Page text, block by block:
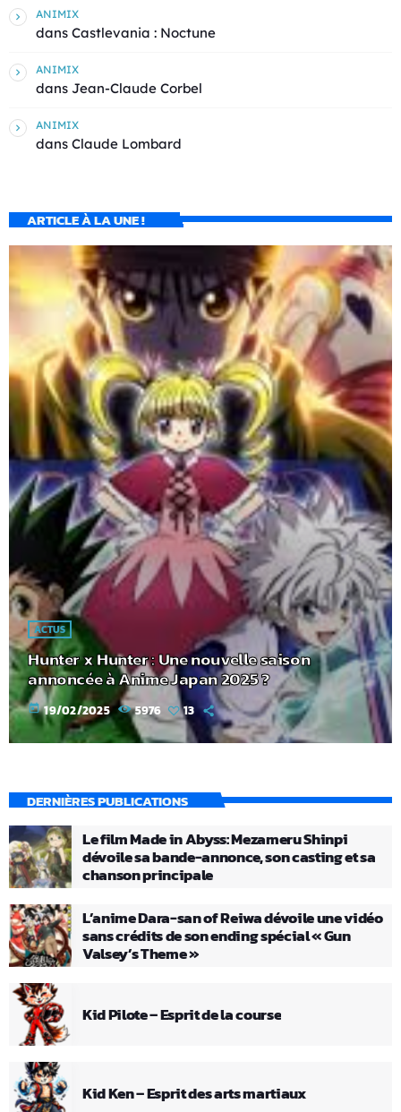
ANIMIX
dans Castlevania : Noctune
ANIMIX
dans Jean-Claude Corbel
ANIMIX
dans Claude Lombard
ARTICLE À LA UNE !
ACTUS
Hunter x Hunter : Une nouvelle saison
annoncée à Anime Japan 2025 ?
today 19/02/2025 5976 13
DERNIÈRES PUBLICATIONS
Le film Made in Abyss: Mezameru Shinpi
dévoile sa bande-annonce, son casting et sa
chanson principale
L’anime Dara-san of Reiwa dévoile une vidéo
sans crédits de son ending spécial « Gun
Valsey’s Theme »
Kid Pilote – Esprit de la course
Kid Ken – Esprit des arts martiaux